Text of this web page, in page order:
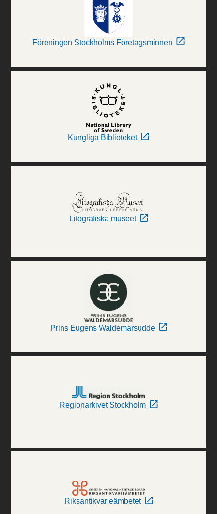
Föreningen Stockholms Företagsminnen
Kungliga Biblioteket
Litografiska museet
Prins Eugens Waldemarsudde
Regionarkivet Stockholm
Riksantikvarieämbetet